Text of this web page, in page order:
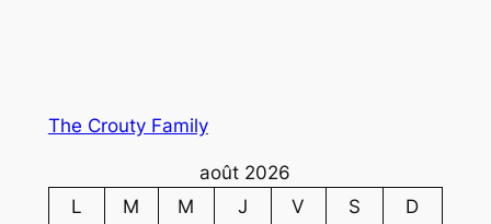
The Crouty Family
août 2026
L
M M J V S
D